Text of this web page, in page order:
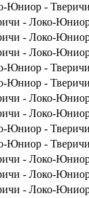
Юниор - Тверичи
- Локо-
- Локо-
- Локо-
Юниор - Тверичи
Юниор - Тверичи
- Локо-
- Локо-
Юниор - Тверичи
Юниор - Тверичи
- Локо-
- Локо-
- Локо-